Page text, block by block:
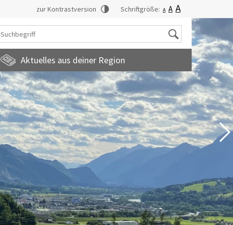
zur Kontrastversion Schriftgröße: A A A
Suche
Aktuelles aus deiner Region
Stadtmagazin
familienfreundlichegemeinde
Europainformationen